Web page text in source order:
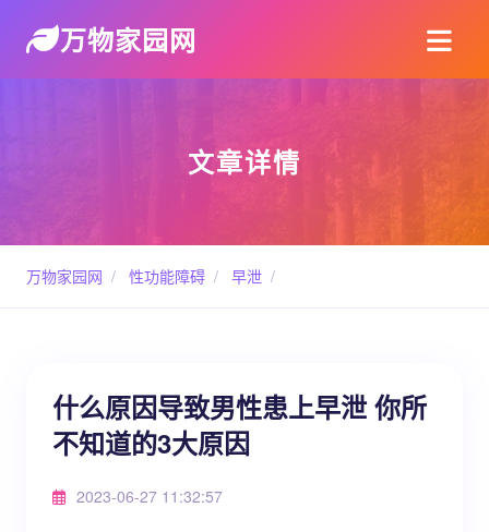
万物家园网
文章详情
万物家园网 / 性功能障碍 / 早泄 /
什么原因导致男性患上早泄 你所
不知道的3大原因
2023-06-27 11:32:57